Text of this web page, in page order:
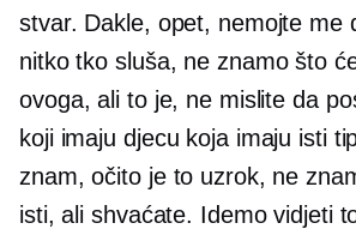
stvar. Dakle, opet, nemojte me
nitko tko sluša, ne znamo što
ovoga, ali to je, ne mislite da
koji imaju djecu koja imaju isti
znam, očito je to uzrok, ne
isti, ali shvaćate. Idemo vidjeti